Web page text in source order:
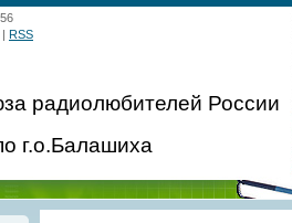
| RSS
радиолюбителей России
г.о.Балашиха